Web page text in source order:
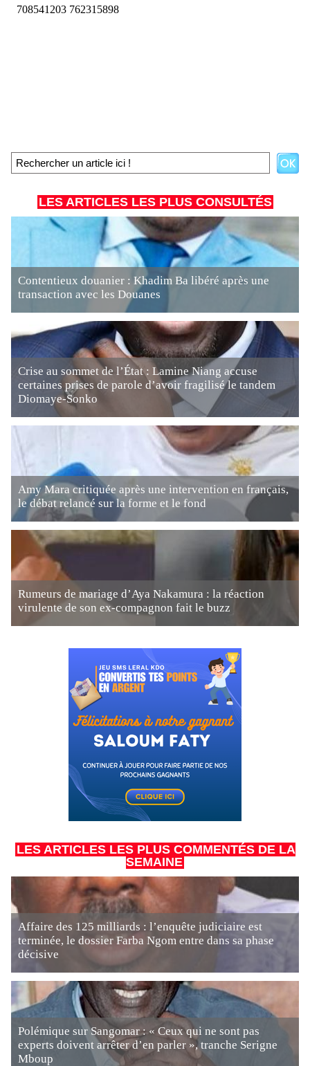
LES ARTICLES LES PLUS CONSULTÉS
Contentieux douanier : Khadim Ba libéré après une
transaction avec les Douanes
Crise au sommet de l’État : Lamine Niang accuse
certaines prises de parole d’avoir fragilisé le tandem
Diomaye-Sonko
Amy Mara critiquée après une intervention en français,
le débat relancé sur la forme et le fond
Rumeurs de mariage d’Aya Nakamura : la réaction
virulente de son ex-compagnon fait le buzz
LES ARTICLES LES PLUS COMMENTÉS DE LA
SEMAINE
Affaire des 125 milliards : l’enquête judiciaire est
terminée, le dossier Farba Ngom entre dans sa phase
décisive
Polémique sur Sangomar : « Ceux qui ne sont pas
experts doivent arrêter d’en parler », tranche Serigne
Mboup